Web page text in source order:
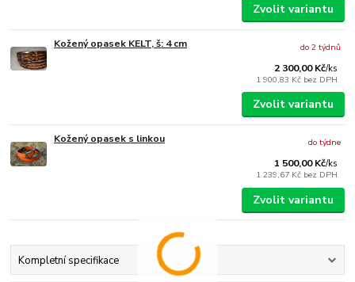
Zvolit variantu
Kožený opasek KELT, š: 4 cm
2 300,00 Kč/ks
1 900,83 Kč bez DPH
do 2 týdnů
Zvolit variantu
Kožený opasek s linkou
1 500,00 Kč/ks
1 239,67 Kč bez DPH
do týdne
Zvolit variantu
Kompletní specifikace